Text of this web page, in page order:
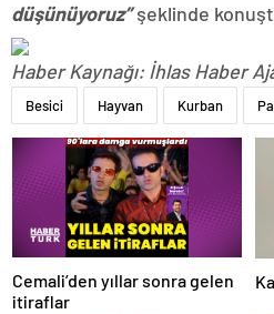
düşünüyoruz”şeklinde
Haber Kaynağı: İhlas Haber
Besici Hayvan Kurban
Cemali’den yıllar sonra gelen
itiraflar